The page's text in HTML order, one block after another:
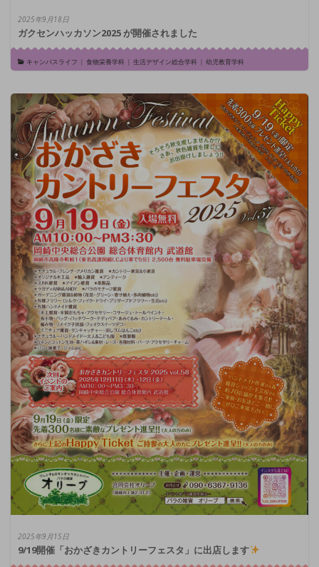
2025年9月18日
ガクセンハッカソン2025 が開催されました
キャンパスライフ 食物栄養学科| 生活デザイン総合学科| 幼児教育学科
2025年9月15日
9/19開催「おかざきカントリーフェスタ」に出店します